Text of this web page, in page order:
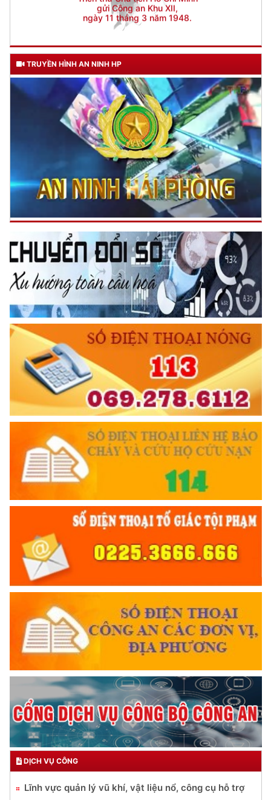
TRUYỀN HÌNH AN NINH HP
DỊCH VỤ CÔNG
Lĩnh vực quản lý vũ khí, vật liệu nổ, công cụ hỗ trợ